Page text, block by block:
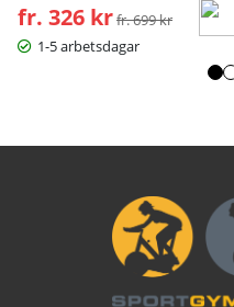
fr. 326 kr Ordinarie pris:
fr. 699 kr
1-5 arbetsdagar